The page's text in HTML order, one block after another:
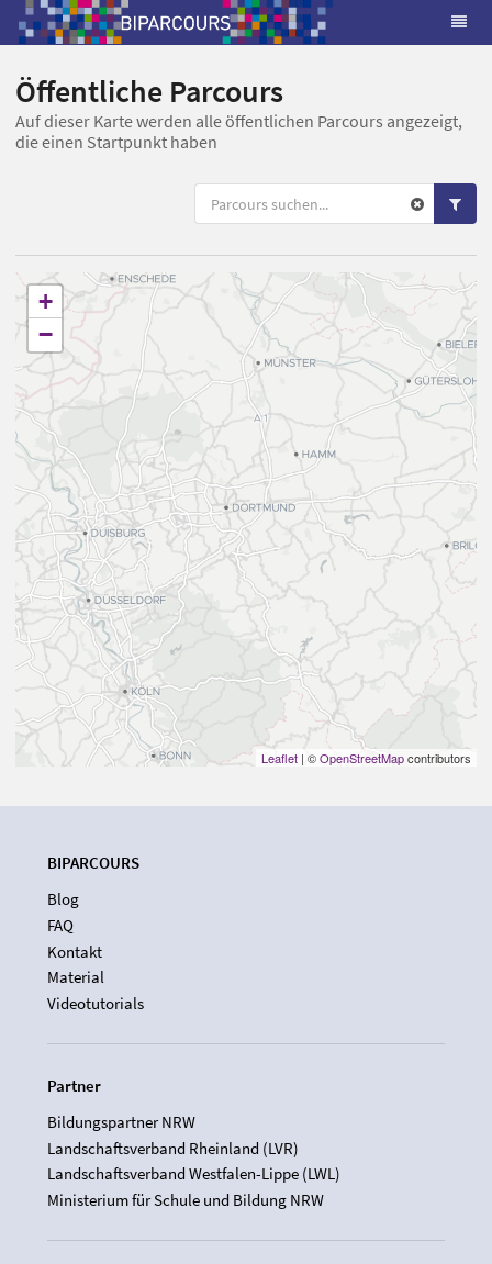
Öffentliche Parcours
Auf dieser Karte werden alle öffentlichen Parcours angezeigt,
die einen Startpunkt haben
+
−
Leaflet | ©OpenStreetMapcontributors
BIPARCOURS
Blog
FAQ
Kontakt
Material
Videotutorials
Partner
Bildungspartner NRW
Landschaftsverband Rheinland (LVR)
Landschaftsverband Westfalen-Lippe (LWL)
Ministerium für Schule und Bildung NRW